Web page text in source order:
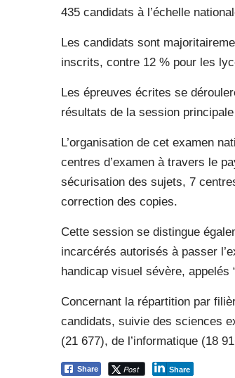
435 candidats à l’échelle
Les candidats sont
inscrits, contre 12 % pour les
Les épreuves écrites se
résultats de la session
L’organisation de cet examen
centres d’examen à travers le
sécurisation des sujets, 7
correction des copies.
Cette session se distingue
incarcérés autorisés à passer
handicap visuel sévère, appelés
Concernant la répartition par
candidats, suivie des sciences
(21 677), de l’informatique (18
Share Post Share